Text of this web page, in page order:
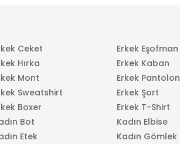
Ceket
Erkek Eşofman
Hırka
Erkek Kaban
Mont
Erkek Pantolon
Sweatshirt
Erkek Şort
Boxer
Erkek T-Shirt
Bot
Kadın Elbise
Etek
Kadın Gömlek